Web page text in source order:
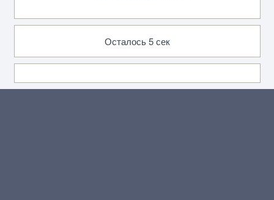
Осталось 5 сек